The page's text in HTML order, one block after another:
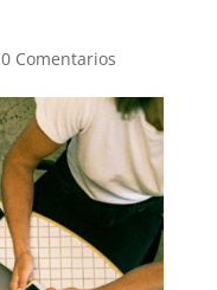
0 Comentarios